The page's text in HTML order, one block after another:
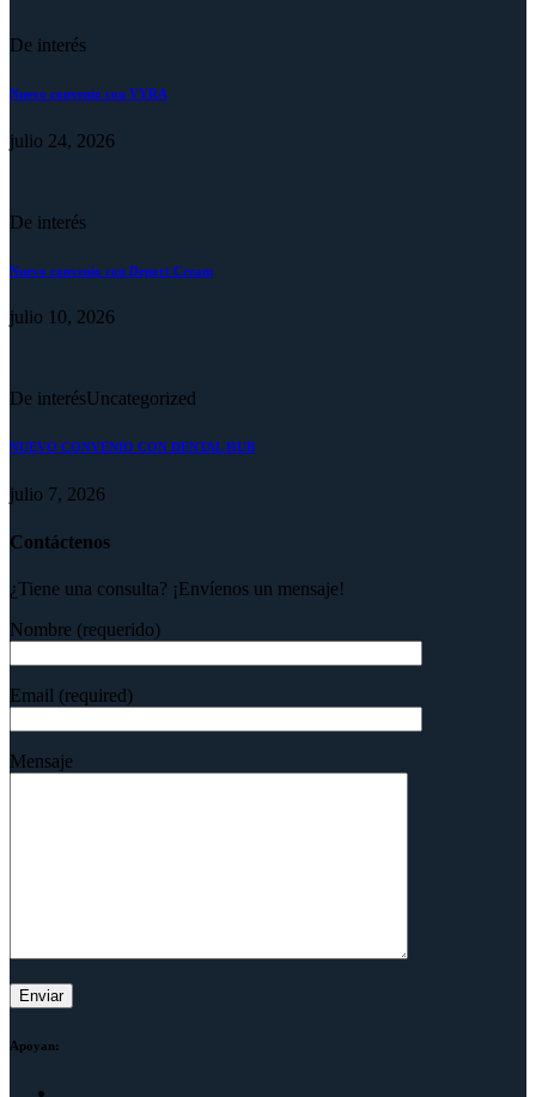
De interés
Nuevo convenio con VYRA
julio 24, 2026
De interés
Nuevo convenio con Deport Cream
julio 10, 2026
De interésUncategorized
NUEVO CONVENIO CON DENTAL HUB
julio 7, 2026
Contáctenos
¿Tiene una consulta? ¡Envíenos un mensaje!
Nombre (requerido)
Email (required)
Mensaje
Apoyan: